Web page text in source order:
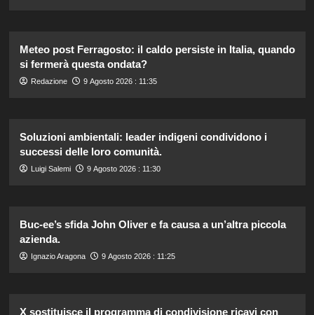
Meteo post Ferragosto: il caldo persiste in Italia, quando
si fermerà questa ondata?
Redazione 9 Agosto 2026 : 11:35
Soluzioni ambientali: leader indigeni condividono i
successi delle loro comunità.
Luigi Salemi 9 Agosto 2026 : 11:30
Buc-ee’s sfida John Oliver e fa causa a un’altra piccola
azienda.
Ignazio Aragona 9 Agosto 2026 : 11:25
X sostituisce il programma di condivisione ricavi con